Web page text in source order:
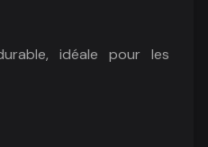
idéale pour les